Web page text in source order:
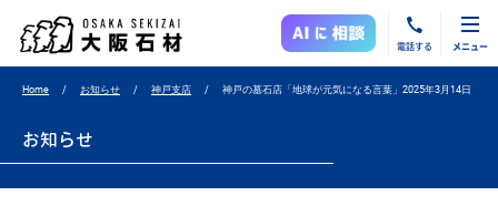
電話する メニュー
Home お知らせ 神戸支店 神戸の墓石店「地球が元気になる言葉」2025年3月14日
お知らせ